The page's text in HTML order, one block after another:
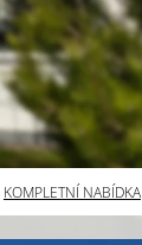
KOMPLETNÍ NABÍDKA